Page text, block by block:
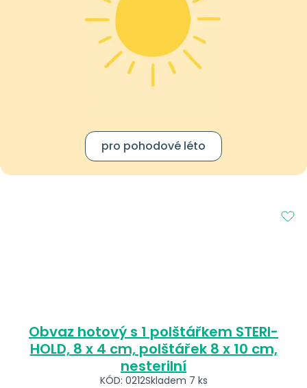
pro pohodové léto
Obvaz hotový s 1 polštářkem STERI-
HOLD, 8 x 4 cm, polštářek 8 x 10 cm,
nesterilní
KÓD: 0212Skladem 7 ks